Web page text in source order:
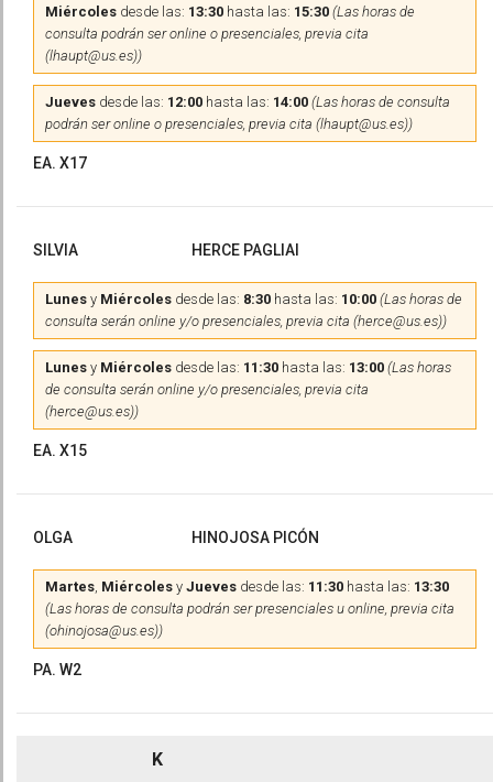
Miércoles desde las: 13:30 hasta las: 15:30 (Las horas de
consulta podrán ser online o presenciales, previa cita
(lhaupt@us.es))
Jueves desde las: 12:00 hasta las: 14:00 (Las horas de consulta
podrán ser online o presenciales, previa cita (lhaupt@us.es))
EA. X17
SILVIA HERCE PAGLIAI
Lunes y Miércoles desde las: 8:30 hasta las: 10:00 (Las horas de
consulta serán online y/o presenciales, previa cita (herce@us.es))
Lunes y Miércoles desde las: 11:30 hasta las: 13:00 (Las horas
de consulta serán online y/o presenciales, previa cita
(herce@us.es))
EA. X15
OLGA HINOJOSA PICÓN
Martes, Miércoles y Jueves desde las: 11:30 hasta las: 13:30
(Las horas de consulta podrán ser presenciales u online, previa cita
(ohinojosa@us.es))
PA. W2
K